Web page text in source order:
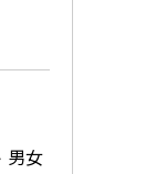
男女